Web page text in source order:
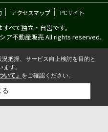
｜ アクセスマップ｜ PCサイト
べて独立・自営です。
ア不動産販売 All rights reserved.
把握、サービス向上検討を目的と
す。
いて」 をご確認ください。
る